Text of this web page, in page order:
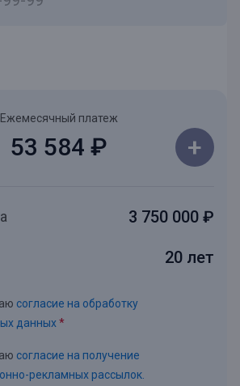
Ежемесячный платеж
53 584 ₽ +
3 750 000 ₽
20 лет
согласие на обработку
данных*
согласие на получение
рекламных рассылок.